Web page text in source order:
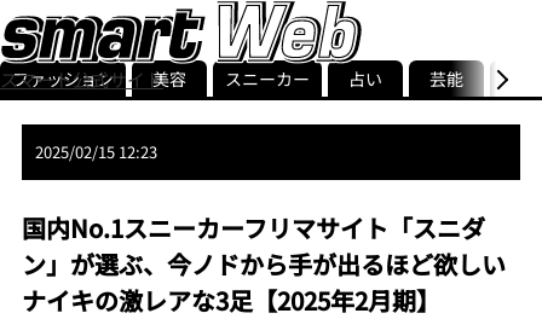
スマート公式サイト
smart最新号
記事一覧ランキング
ストリ
ファッション 美容 スニーカー 占い 芸能 グル
2025/02/15 12:23
国内No.1スニーカーフリマサイト「スニダ
ン」が選ぶ、今ノドから手が出るほど欲しい
ナイキの激レアな3足【2025年2月期】